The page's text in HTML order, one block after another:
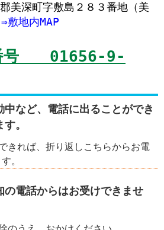
深町字敷島２８３番地（美
敷地内MAP
番号 01656-9-
中など、電話に出ることができ
。
きれば、折り返しこちらからお電
。
の電話からはお受けできませ